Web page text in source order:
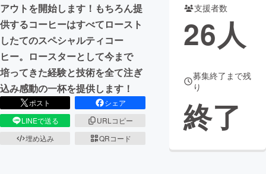
アウトを開始します！もちろん提
供するコーヒーはすべてロースト
したてのスペシャルティコー
ヒー。ロースターとして今まで
培ってきた経験と技術を全て注ぎ
込み感動の一杯を提供します！
ポスト
シェア
LINEで送る
URLコピー
埋め込み
QRコード
支援者数
26人
募集終了まで残
り
終了